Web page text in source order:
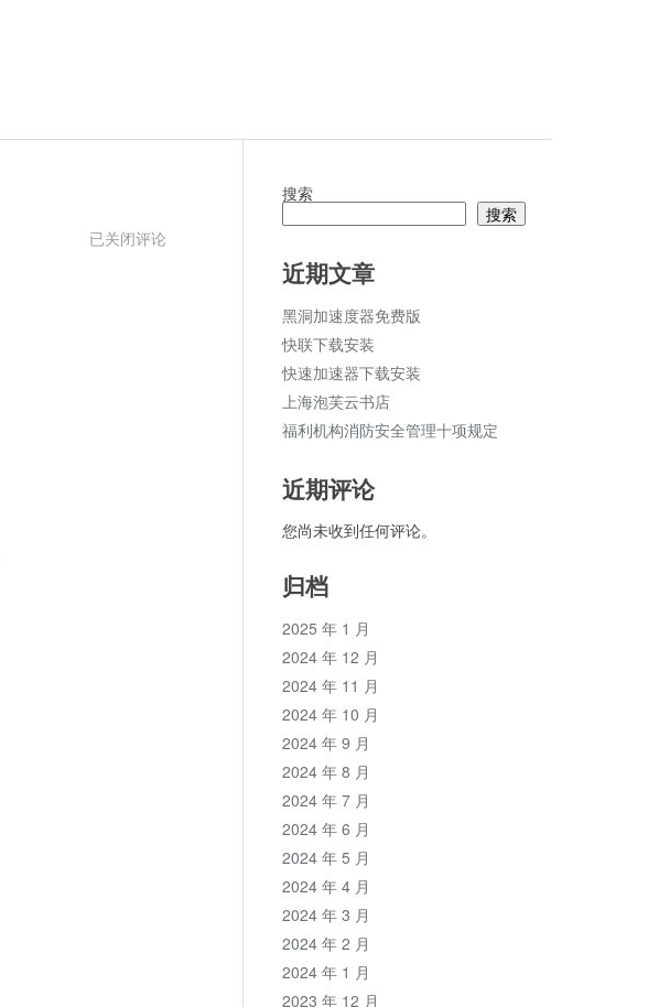
全
已关闭评论
搜索
搜索
近期文章
黑洞加速度器免费版
快联下载安装
快速加速器下载安装
上海泡芙云书店
福利机构消防安全管理十项规定
近期评论
您尚未收到任何评论。
归档
2025 年 1 月
2024 年 12 月
2024 年 11 月
2024 年 10 月
2024 年 9 月
2024 年 8 月
2024 年 7 月
2024 年 6 月
2024 年 5 月
2024 年 4 月
2024 年 3 月
2024 年 2 月
2024 年 1 月
2023 年 12 月